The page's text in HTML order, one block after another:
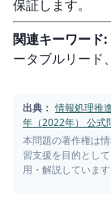
保証します。
関連キーワード:
ータブルリード
出典： 情報処理推
年（2022年） 公式
本問題の著作権は
習支援を目的とし
用・解説しています